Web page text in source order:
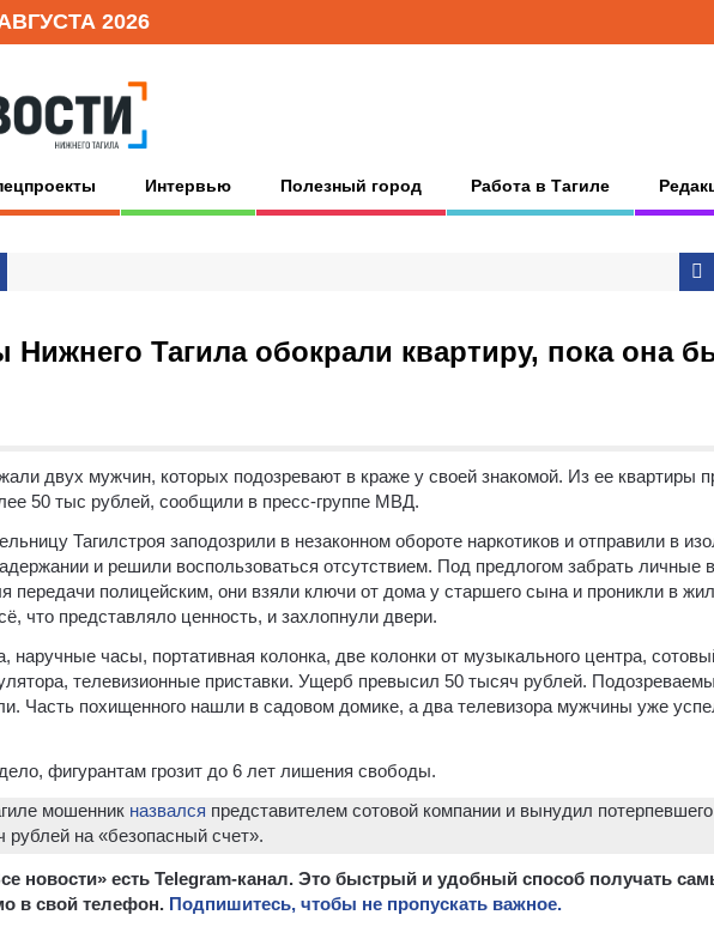
2026
Интервью Полезный город Работа в Тагиле
Тагила обокрали квартиру, пока она
двух мужчин, которых подозревают в краже у своей знакомой. Из ее квартиры
50 тыс рублей, сообщили в пресс-группе МВД.
Тагилстроя заподозрили в незаконном обороте наркотиков и отправили в
и решили воспользоваться отсутствием. Под предлогом забрать личные
передачи полицейским, они взяли ключи от дома у старшего сына и проникли в
что представляло ценность, и захлопнули двери.
наручные часы, портативная колонка, две колонки от музыкального центра,
телевизионные приставки. Ущерб превысил 50 тысяч рублей.
Часть похищенного нашли в садовом домике, а два телевизора мужчины уже
фигурантам грозит до 6 лет лишения свободы.
мошенник назвался представителем сотовой компании и вынудил потерпевшего
рублей на «безопасный счет».
новости» есть Telegram-канал. Это быстрый и удобный способ получать
в свой телефон. Подпишитесь, чтобы не пропускать важное.